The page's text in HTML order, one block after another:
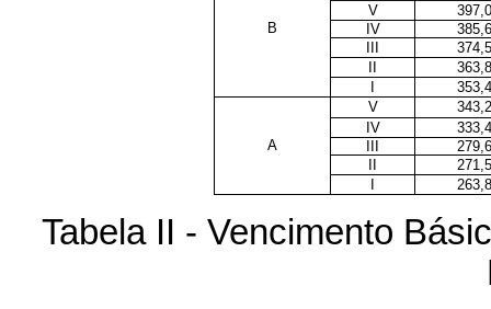
V
B
IV
V
IV
A
Tabela II - Vencimento